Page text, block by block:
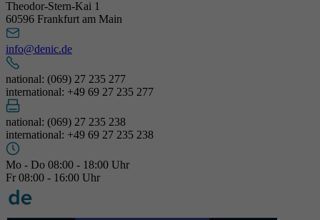
Theodor-Stern-Kai 1
60596 Frankfurt am Main
info@denic.de
national: (069) 27 235 277
international: +49 69 27 235 277
national: (069) 27 235 238
international: +49 69 27 235 238
Mo - Do 08:00 - 18:00 Uhr
Fr 08:00 - 16:00 Uhr